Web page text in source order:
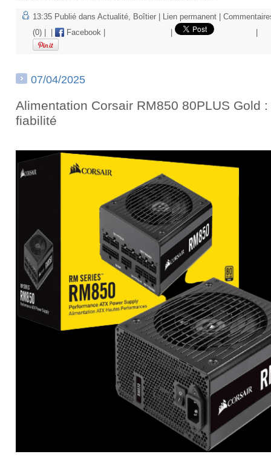
13:35 Publié dans Actualité Boîtier Lien permanent
(0)
Facebook
07/04/2025
Alimentation Corsair RM850 80PLUS Gold :
fiabilité